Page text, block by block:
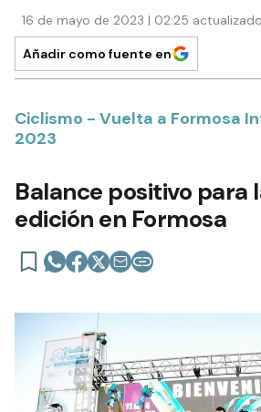
16 de mayo de 2023 | 02:25
Añadir como fuente en
Ciclismo - Vuelta a Formosa
2023
Balance positivo para
edición en Formosa